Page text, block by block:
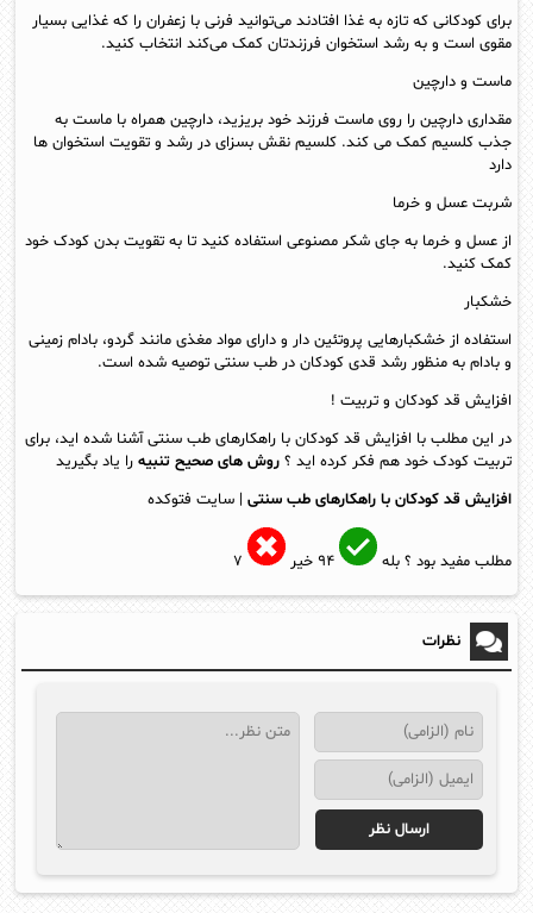
برای کودکانی که تازه به غذا افتادند می‌توانید فرنی با زعفران را که غذایی بسیار
مقوی است و به رشد استخوان فرزندتان کمک می‌کند انتخاب کنید.
ماست و دارچین
مقداری دارچین را روی ماست فرزند خود بریزید، دارچین همراه با ماست به
جذب کلسیم کمک می‌ کند. کلسیم نقش بسزای در رشد و تقویت استخوان ها
دارد
شربت عسل و خرما
از عسل و خرما به جای شکر مصنوعی استفاده کنید تا به تقویت بدن کودک خود
کمک کنید.
خشکبار
استفاده از خشکبارهایی پروتئین دار و دارای مواد مغذی مانند گردو، بادام زمینی
و بادام به منظور رشد قدی کودکان در طب سنتی توصیه شده است.
افزایش قد کودکان و تربیت !
در این مطلب با افزایش قد کودکان با راهکارهای طب سنتی آشنا شده اید، برای
تربیت کودک خود هم فکر کرده اید ؟ روش های صحیح تنبیهرا یاد بگیرید
افزایش قد کودکان با راهکارهای طب سنتی| سایت فتوکده
مطلب مفید بود ؟ بله ۹۴ خیر ۷
نظرات